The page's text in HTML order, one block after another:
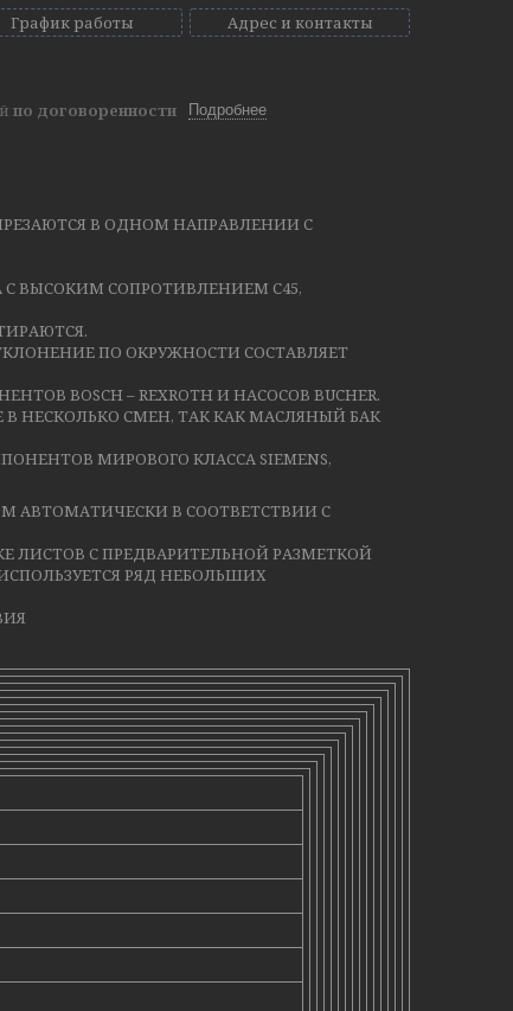
График работы Адрес и контакты
по договоренности Подробнее
В ОДНОМ НАПРАВЛЕНИИ С
ВЫСОКИМ СОПРОТИВЛЕНИЕМ С45,
ПО ОКРУЖНОСТИ СОСТАВЛЯЕТ
BOSCH – REXROTH И НАСОСОВ BUCHER.
НЕСКОЛЬКО СМЕН, ТАК КАК МАСЛЯНЫЙ БАК
МИРОВОГО КЛАССА SIEMENS,
АВТОМАТИЧЕСКИ В СООТВЕТСТВИИ С
ЛИСТОВ С ПРЕДВАРИТЕЛЬНОЙ РАЗМЕТКОЙ
РЯД НЕБОЛЬШИХ